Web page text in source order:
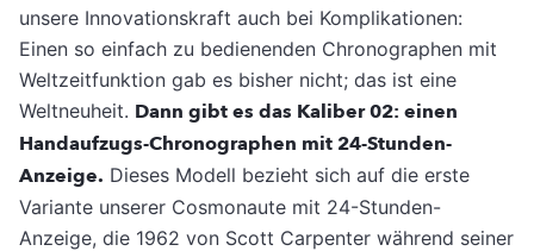
unsere Innovationskraft auch bei Komplikationen:
Einen so einfach zu bedienenden Chronographen mit
Weltzeitfunktion gab es bisher nicht; das ist eine
Weltneuheit. Dann gibt es das Kaliber 02: einen
Handaufzugs-Chronographen mit 24-Stunden-
Anzeige. Dieses Modell bezieht sich auf die erste
Variante unserer Cosmonaute mit 24-Stunden-
Anzeige, die 1962 von Scott Carpenter während seiner